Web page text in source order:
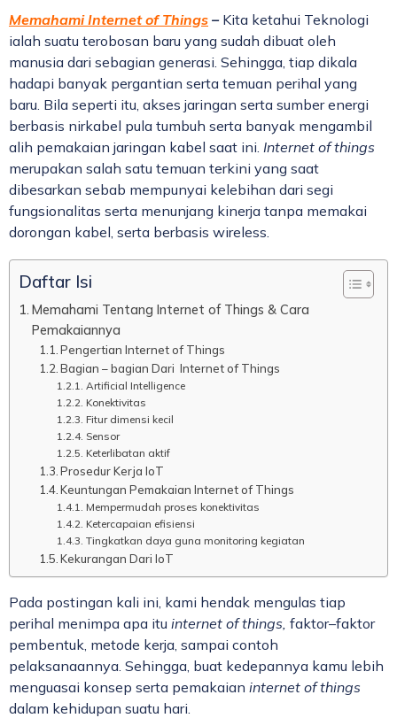
Memahami Internet of Things – Kita ketahui Teknologi
ialah suatu terobosan baru yang sudah dibuat oleh
manusia dari sebagian generasi. Sehingga, tiap dikala
hadapi banyak pergantian serta temuan perihal yang
baru. Bila seperti itu, akses jaringan serta sumber energi
berbasis nirkabel pula tumbuh serta banyak mengambil
alih pemakaian jaringan kabel saat ini. Internet of things
merupakan salah satu temuan terkini yang saat
dibesarkan sebab mempunyai kelebihan dari segi
fungsionalitas serta menunjang kinerja tanpa memakai
dorongan kabel, serta berbasis wireless.
Daftar Isi
Memahami Tentang Internet of Things & Cara
Pemakaiannya
Pengertian Internet of Things
Bagian – bagian Dari Internet of Things
Artificial Intelligence
Konektivitas
Fitur dimensi kecil
Sensor
Keterlibatan aktif
Prosedur Kerja IoT
Keuntungan Pemakaian Internet of Things
Mempermudah proses konektivitas
Ketercapaian efisiensi
Tingkatkan daya guna monitoring kegiatan
Kekurangan Dari IoT
Pada postingan kali ini, kami hendak mengulas tiap
perihal menimpa apa itu internet of things, faktor–faktor
pembentuk, metode kerja, sampai contoh
pelaksanaannya. Sehingga, buat kedepannya kamu lebih
menguasai konsep serta pemakaian internet of things
dalam kehidupan suatu hari.